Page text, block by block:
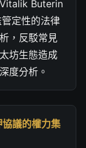
Buterin
定性的法律
，反駁常見
坊生態造成
度分析。
議的權力集